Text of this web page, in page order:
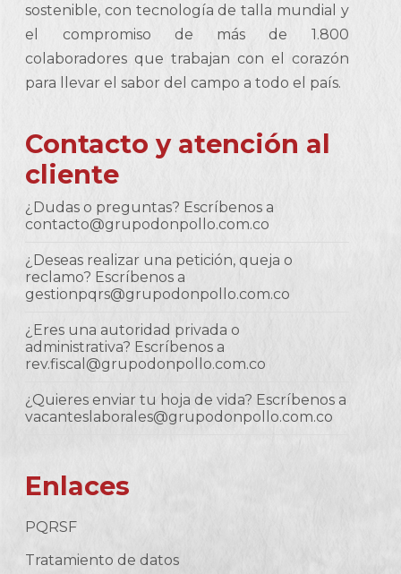
sostenible, con tecnología de talla mundial y
el compromiso de más de 1.800
colaboradores que trabajan con el corazón
para llevar el sabor del campo a todo el país.
Contacto y atención al
cliente
¿Dudas o preguntas? Escríbenos a
contacto@grupodonpollo.com.co
¿Deseas realizar una petición, queja o
reclamo? Escríbenos a
gestionpqrs@grupodonpollo.com.co
¿Eres una autoridad privada o
administrativa? Escríbenos a
rev.fiscal@grupodonpollo.com.co
¿Quieres enviar tu hoja de vida? Escríbenos a
vacanteslaborales@grupodonpollo.com.co
Enlaces
PQRSF
Tratamiento de datos